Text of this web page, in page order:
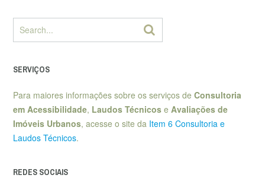
SERVIÇOS
Para maiores informações sobre os serviços de Consultoria
em Acessibilidade, Laudos Técnicos e Avaliações de
Imóveis Urbanos, acesse o site da Item 6 Consultoria e
Laudos Técnicos.
REDES SOCIAIS